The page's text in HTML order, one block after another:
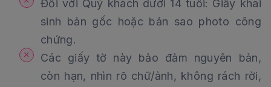
Đối với Quý khách dưới 14 tuổi: Giấy khai
sinh bản gốc hoặc bản sao photo công
chứng.
Các giấy tờ này bảo đảm nguyên bản,
còn hạn, nhìn rõ chữ/ảnh, không rách rời,